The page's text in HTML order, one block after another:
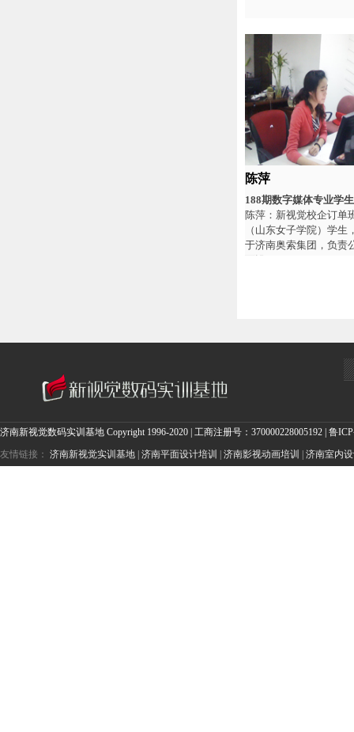
陈萍
188期数字媒体专业学生
陈萍：新视觉校企订单
（山东女子学院）学生
于济南奥索集团，负责
济南新视觉数码实训基地 Copyright 1996-2020 | 工商注册号：370000228005192 | 鲁
友情链接： 济南新视觉实训基地 济南平面设计培训 济南影视动画培训 济南室内